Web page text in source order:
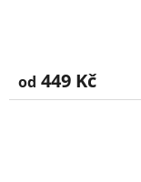
je
5,0
od 449 Kč